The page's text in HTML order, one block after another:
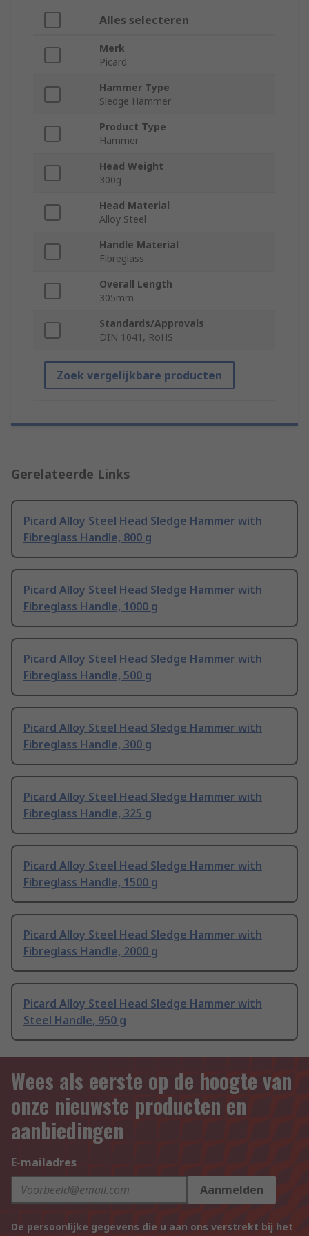
Alles selecteren
Merk
Picard
Hammer Type
Sledge Hammer
Product Type
Hammer
Head Weight
300g
Head Material
Alloy Steel
Handle Material
Fibreglass
Overall Length
305mm
Standards/Approvals
DIN 1041, RoHS
Zoek vergelijkbare producten
Gerelateerde Links
Picard Alloy Steel Head Sledge Hammer with
Fibreglass Handle, 800 g
Picard Alloy Steel Head Sledge Hammer with
Fibreglass Handle, 1000 g
Picard Alloy Steel Head Sledge Hammer with
Fibreglass Handle, 500 g
Picard Alloy Steel Head Sledge Hammer with
Fibreglass Handle, 300 g
Picard Alloy Steel Head Sledge Hammer with
Fibreglass Handle, 325 g
Picard Alloy Steel Head Sledge Hammer with
Fibreglass Handle, 1500 g
Picard Alloy Steel Head Sledge Hammer with
Fibreglass Handle, 2000 g
Picard Alloy Steel Head Sledge Hammer with
Steel Handle, 950 g
Wees als eerste op de hoogte van
onze nieuwste producten en
aanbiedingen
E-mailadres
Aanmelden
De persoonlijke gegevens die u aan ons verstrekt bij het